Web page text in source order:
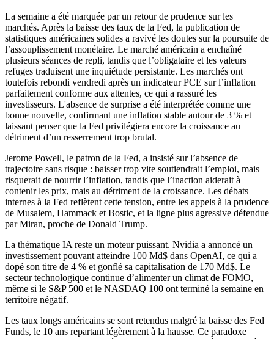
La semaine a été marquée par un retour de prudence sur les
marchés. Après la baisse des taux de la Fed, la publication de
statistiques américaines solides a ravivé les doutes sur la poursuite de
l’assouplissement monétaire. Le marché américain a enchaîné
plusieurs séances de repli, tandis que l’obligataire et les valeurs
refuges traduisent une inquiétude persistante. Les marchés ont
toutefois rebondi vendredi après un indicateur PCE sur l’inflation
parfaitement conforme aux attentes, ce qui a rassuré les
investisseurs. L'absence de surprise a été interprétée comme une
bonne nouvelle, confirmant une inflation stable autour de 3 % et
laissant penser que la Fed privilégiera encore la croissance au
détriment d’un resserrement trop brutal.
Jerome Powell, le patron de la Fed, a insisté sur l’absence de
trajectoire sans risque : baisser trop vite soutiendrait l’emploi, mais
risquerait de nourrir l’inflation, tandis que l’inaction aiderait à
contenir les prix, mais au détriment de la croissance. Les débats
internes à la Fed reflètent cette tension, entre les appels à la prudence
de Musalem, Hammack et Bostic, et la ligne plus agressive défendue
par Miran, proche de Donald Trump.
La thématique IA reste un moteur puissant. Nvidia a annoncé un
investissement pouvant atteindre 100 Md$ dans OpenAI, ce qui a
dopé son titre de 4 % et gonflé sa capitalisation de 170 Md$. Le
secteur technologique continue d’alimenter un climat de FOMO,
même si le S&P 500 et le NASDAQ 100 ont terminé la semaine en
territoire négatif.
Les taux longs américains se sont retendus malgré la baisse des Fed
Funds, le 10 ans repartant légèrement à la hausse. Ce paradoxe